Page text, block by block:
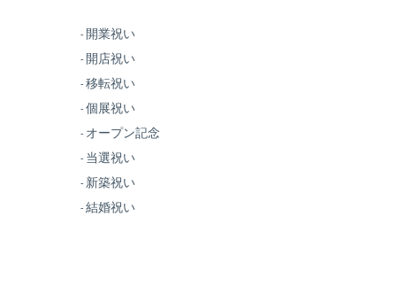
- 開業祝い
- 開店祝い
- 移転祝い
- 個展祝い
- オープン記念
- 当選祝い
- 新築祝い
- 結婚祝い